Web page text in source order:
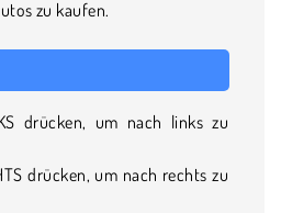
zu kaufen.
drücken, um nach links zu
drücken, um nach rechts zu